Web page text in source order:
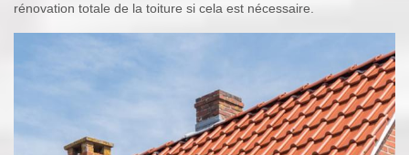
rénovation totale de la toiture si cela est nécessaire.